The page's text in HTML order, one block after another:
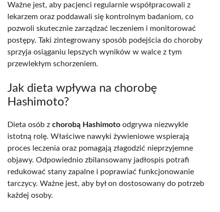
Ważne jest, aby pacjenci regularnie współpracowali z
lekarzem oraz poddawali się kontrolnym badaniom, co
pozwoli skutecznie zarządzać leczeniem i monitorować
postępy. Taki zintegrowany sposób podejścia do choroby
sprzyja osiąganiu lepszych wyników w walce z tym
przewlekłym schorzeniem.
Jak dieta wpływa na chorobę
Hashimoto?
Dieta osób z chorobą Hashimoto odgrywa niezwykle
istotną rolę. Właściwe nawyki żywieniowe wspierają
proces leczenia oraz pomagają złagodzić nieprzyjemne
objawy. Odpowiednio zbilansowany jadłospis potrafi
redukować stany zapalne i poprawiać funkcjonowanie
tarczycy. Ważne jest, aby był on dostosowany do potrzeb
każdej osoby.